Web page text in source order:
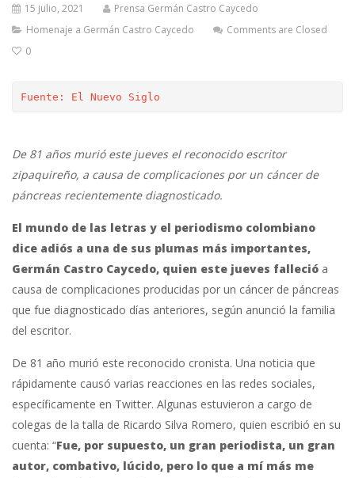
15 julio, 2021
Prensa Germán Castro Caycedo
Homenaje a Germán Castro Caycedo
Comments are Closed
0
Fuente: El Nuevo Siglo
De 81 años murió este jueves el reconocido escritor
zipaquireño, a causa de complicaciones por un cáncer de
páncreas recientemente diagnosticado.
El mundo de las letras y el periodismo colombiano
dice adiós a una de sus plumas más importantes,
Germán Castro Caycedo, quien este jueves falleció a
causa de complicaciones producidas por un cáncer de páncreas
que fue diagnosticado días anteriores, según anunció la familia
del escritor.
De 81 año murió este reconocido cronista. Una noticia que
rápidamente causó varias reacciones en las redes sociales,
específicamente en Twitter. Algunas estuvieron a cargo de
colegas de la talla de Ricardo Silva Romero, quien escribió en su
cuenta: “Fue, por supuesto, un gran periodista, un gran
autor, combativo, lúcido, pero lo que a mí más me